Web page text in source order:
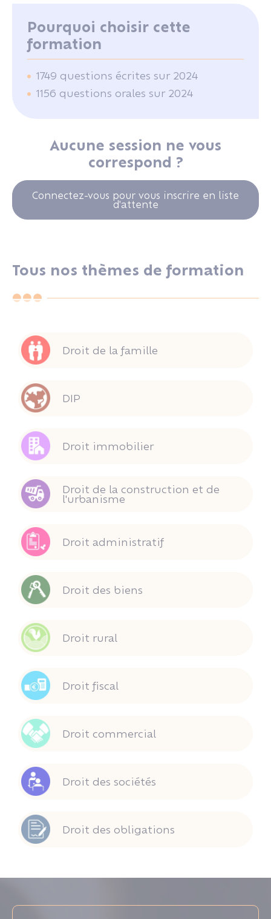
Pourquoi choisir cette
formation
1749 questions écrites sur 2024
1156 questions orales sur 2024
Aucune session ne vous
correspond ?
Connectez-vous pour vous inscrire en liste
d'attente
Tous nos thèmes de formation
Droit de la famille
DIP
Droit immobilier
Droit de la construction et de
l'urbanisme
Droit administratif
Droit des biens
Droit rural
Droit fiscal
Droit commercial
Droit des sociétés
Droit des obligations